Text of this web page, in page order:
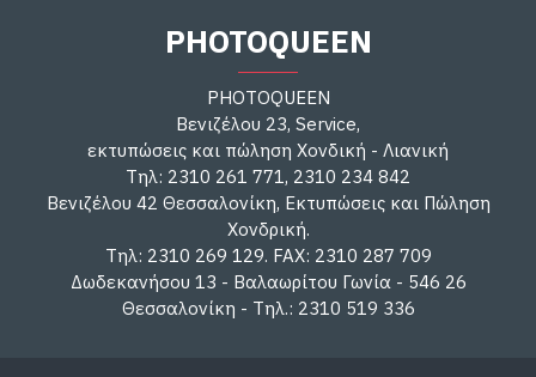
PHOTOQUEEN
PHOTOQUEEN
Βενιζέλου 23, Service,
εκτυπώσεις και πώληση Χονδική - Λιανική
Τηλ: 2310 261 771, 2310 234 842
Βενιζέλου 42 Θεσσαλονίκη, Εκτυπώσεις και Πώληση
Χονδρική.
Τηλ: 2310 269 129. FAX: 2310 287 709
Δωδεκανήσου 13 - Βαλαωρίτου Γωνία - 546 26
Θεσσαλονίκη - Τηλ.: 2310 519 336